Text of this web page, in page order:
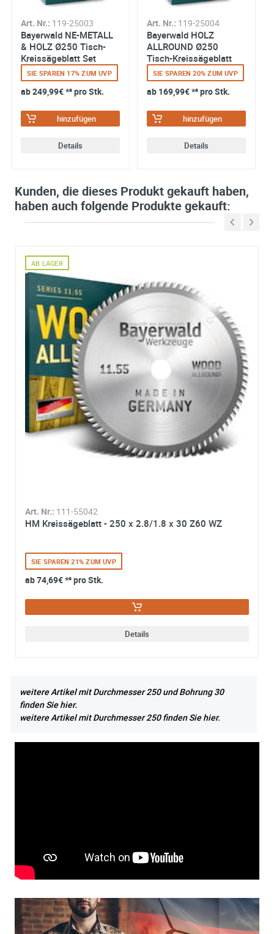
Art. Nr.: 119-25003
Bayerwald NE-METALL
& HOLZ Ø250 Tisch-
Kreissägeblatt Set
SIE SPAREN 17% ZUM UVP
ab249,99€*² pro Stk.
hinzufügen
Details
Art. Nr.: 119-25004
Bayerwald HOLZ
ALLROUND Ø250
Tisch-Kreissägeblatt
Set
SIE SPAREN 20% ZUM UVP
ab 169,99€*² pro Stk.
hinzufügen
Details
Kunden, die dieses Produkt gekauft haben,
haben auch folgende Produkte gekauft:
Art. Nr.: 111-55042
HM Kreissägeblatt - 250 x 2.8/1.8 x 30 Z60 WZ
AB LAGER
SIE SPAREN 21% ZUM UVP
ab74,69€*² pro Stk.
Details
weitere Artikel mit Durchmesser 250 und Bohrung 30
finden Sie hier.
weitere Artikel mit Durchmesser 250 finden Sie hier.